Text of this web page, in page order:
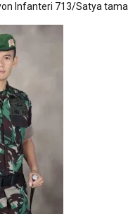
Infanteri 713/Satya tama.